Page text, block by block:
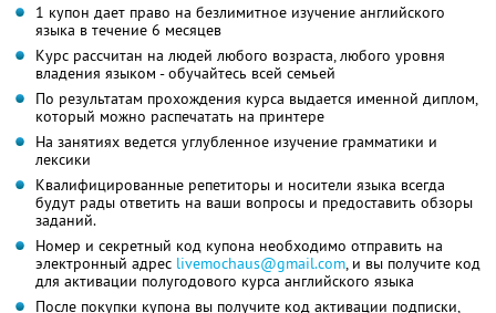
1 купон дает право на безлимитное изучение английского
языка в течение 6 месяцев
Курс рассчитан на людей любого возраста, любого уровня
владения языком - обучайтесь всей семьей
По результатам прохождения курса выдается именной диплом,
который можно распечатать на принтере
На занятиях ведется углубленное изучение грамматики и
лексики
Квалифицированные репетиторы и носители языка всегда
будут рады ответить на ваши вопросы и предоставить обзоры
заданий.
Номер и секретный код купона необходимо отправить на
электронный адрес livemochaus@gmail.com, и вы получите код
для активации полугодового курса английского языка
После покупки купона вы получите код активации подписки,